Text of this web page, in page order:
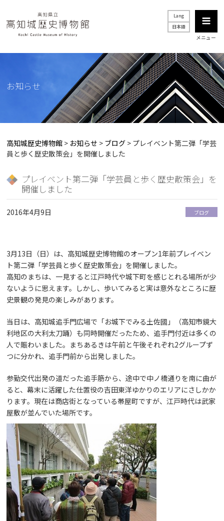
Lang
日本語
メニュー
お知らせ
高知城歴史博物館 > お知らせ > ブログ > プレイベント第二弾「学芸
員と歩く歴史散策会」を開催しました
プレイベント第二弾「学芸員と歩く歴史散策会」を
開催しました
2016年4月9日 ブログ
3月13日（日）は、高知城歴史博物館のオープン1年前プレイベン
ト第二弾「学芸員と歩く歴史散策会」を開催しました。
高知のまちは、一見すると江戸時代や城下町を感じとれる場所が少
ないように思えます。しかし、歩いてみると実は意外なところに歴
史景観の発見の楽しみがあります。
当日は、高知城追手門広場で「お城下でみる土佐國」（高知市鏡大
利地区の大利太刀踊）も同時開催だったため、追手門付近は多くの
人で賑わいました。まちあるきは午前と午後それぞれ2グループず
つに分かれ、追手門前から出発しました。
参勤交代出発の道だった追手筋から、途中で中ノ橋通りを南に曲が
ると、幕末に活躍した仕置役の吉田東洋ゆかりのエリアにさしかか
ります。現在は商店街となっている帯屋町ですが、江戸時代は武家
屋敷が並んでいた場所です。